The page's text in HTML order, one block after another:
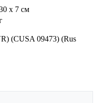
x 7 см
(CUSA 09473) (Rus